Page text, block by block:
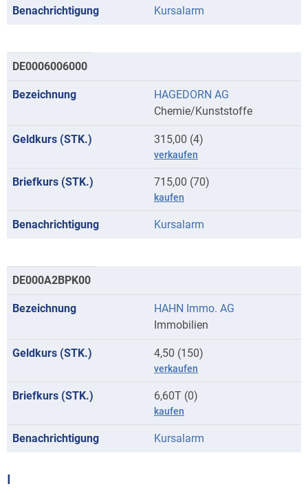
Kursalarm
DE0006006000
HAGEDORN AG
Chemie/Kunststoffe
315,00 (4)
verkaufen
715,00 (70)
kaufen
Kursalarm
DE000A2BPK00
HAHN Immo. AG
Immobilien
4,50 (150)
verkaufen
6,60T (0)
kaufen
Kursalarm
I